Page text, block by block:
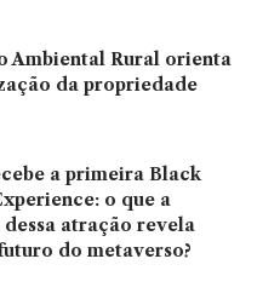
Ambiental Rural orienta
da propriedade
a primeira Black
o que a
dessa atração revela
do metaverso?